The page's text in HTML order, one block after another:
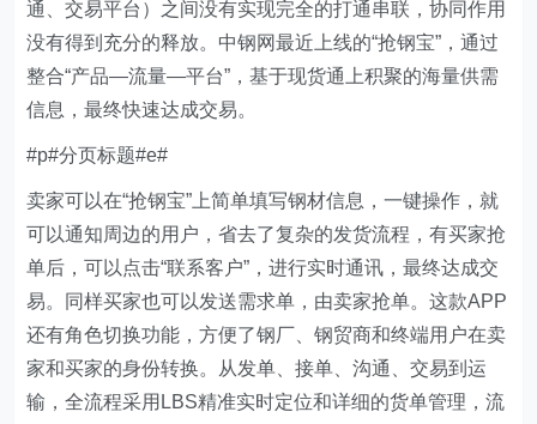
通、交易平台）之间没有实现完全的打通串联，协同作用
没有得到充分的释放。中钢网最近上线的“抢钢宝”，通过
整合“产品—流量—平台”，基于现货通上积聚的海量供需
信息，最终快速达成交易。
#p#分页标题#e#
卖家可以在“抢钢宝”上简单填写钢材信息，一键操作，就
可以通知周边的用户，省去了复杂的发货流程，有买家抢
单后，可以点击“联系客户”，进行实时通讯，最终达成交
易。同样买家也可以发送需求单，由卖家抢单。这款APP
还有角色切换功能，方便了钢厂、钢贸商和终端用户在卖
家和买家的身份转换。从发单、接单、沟通、交易到运
输，全流程采用LBS精准实时定位和详细的货单管理，流